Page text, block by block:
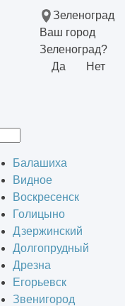
Зеленоград
Ваш город
Зеленоград?
Да
Нет
Балашиха
Видное
Воскресенск
Голицыно
Дзержинский
Долгопрудный
Дрезна
Егорьевск
Звенигород